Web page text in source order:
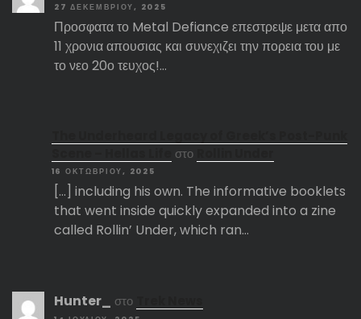
27 ΔΕΚΕΜΒΡΊΟΥ, 2025
Προσφατα το Metal Defiance επεστρεψε μετα απο
11 χρονια απουσιας και συνεχιζει την πορεια του με
το νεο 20ο τευχος!…
στο
16 ΟΚΤΩΒΡΊΟΥ, 2025
[…] including his own. The informative booklets
that went inside quickly expanded into a zine
called Rollin’ Under, which ran…
Hunter_ στο